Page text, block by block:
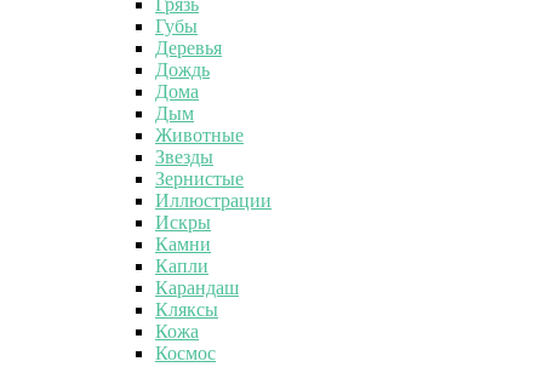
Грязь
Губы
Деревья
Дождь
Дома
Дым
Животные
Звезды
Зернистые
Иллюстрации
Искры
Камни
Капли
Карандаш
Кляксы
Кожа
Космос